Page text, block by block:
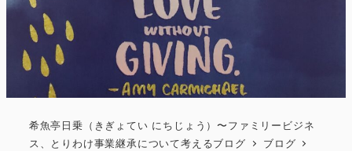
希魚亭日乗（きぎょてい にちじょう）〜ファミリービジネ
ス、とりわけ事業継承について考えるブログ
ブログ